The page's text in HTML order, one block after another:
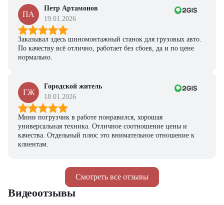
Смотреть все отзывы
ПА
Петр Артамонов
19.01.2026
Заказывал здесь шиномонтажный станок для грузовых авто.
По качеству всё отлично, работает без сбоев, да и по цене
нормально.
ГЖ
Городской житель
18.01.2026
Мини погрузчик в работе понравился, хорошая
универсальная техника. Отличное соотношение цены и
качества. Отдельный плюс это внимательное отношение к
клиентам.
Видеоотзывы